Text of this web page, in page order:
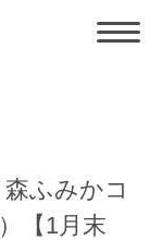
ふみかコ
【1月末